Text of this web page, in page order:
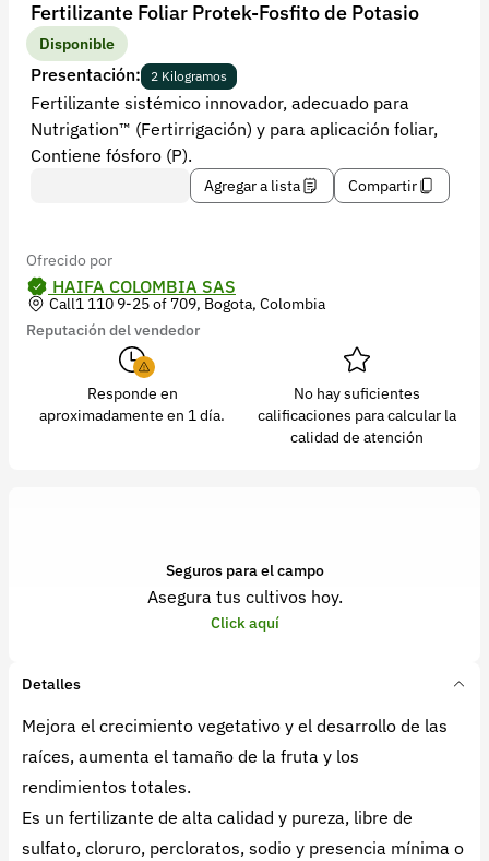
Fertilizante Foliar Protek-Fosfito de Potasio
Disponible
Presentación: 2 Kilogramos
Fertilizante sistémico innovador, adecuado para
Nutrigation™ (Fertirrigación) y para aplicación foliar,
Contiene fósforo (P).
Agregar a lista Compartir
Ofrecido por
HAIFA COLOMBIA SAS
Call1 110 9-25 of 709, Bogota, Colombia
Reputación del vendedor
Responde en
aproximadamente en 1 día.
No hay suficientes
calificaciones para calcular la
calidad de atención
Seguros para el campo
Asegura tus cultivos hoy.
Click aquí
Detalles
Mejora el crecimiento vegetativo y el desarrollo de las
raíces, aumenta el tamaño de la fruta y los
rendimientos totales.
Es un fertilizante de alta calidad y pureza, libre de
sulfato, cloruro, percloratos, sodio y presencia mínima o
Recuperar contraseña
Contacto
Soporte
+57 323 2931928
Versión 5.45.0
Síguenos